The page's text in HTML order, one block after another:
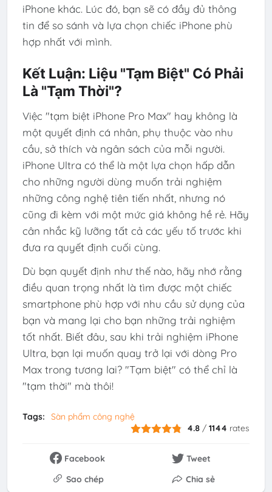
iPhone khác. Lúc đó, bạn sẽ có đầy đủ thông
tin để so sánh và lựa chọn chiếc iPhone phù
hợp nhất với mình.
Kết Luận: Liệu "Tạm Biệt" Có Phải
Là "Tạm Thời"?
Việc "tạm biệt iPhone Pro Max" hay không là
một quyết định cá nhân, phụ thuộc vào nhu
cầu, sở thích và ngân sách của mỗi người.
iPhone Ultra có thể là một lựa chọn hấp dẫn
cho những người dùng muốn trải nghiệm
những công nghệ tiên tiến nhất, nhưng nó
cũng đi kèm với một mức giá không hề rẻ. Hãy
cân nhắc kỹ lưỡng tất cả các yếu tố trước khi
đưa ra quyết định cuối cùng.
Dù bạn quyết định như thế nào, hãy nhớ rằng
điều quan trọng nhất là tìm được một chiếc
smartphone phù hợp với nhu cầu sử dụng của
bạn và mang lại cho bạn những trải nghiệm
tốt nhất. Biết đâu, sau khi trải nghiệm iPhone
Ultra, bạn lại muốn quay trở lại với dòng Pro
Max trong tương lai? "Tạm biệt" có thể chỉ là
"tạm thời" mà thôi!
Tags:
Sàn phẩm công nghệ
4.8 /1144 rates
Facebook
Tweet
Sao chép
Chia sẻ